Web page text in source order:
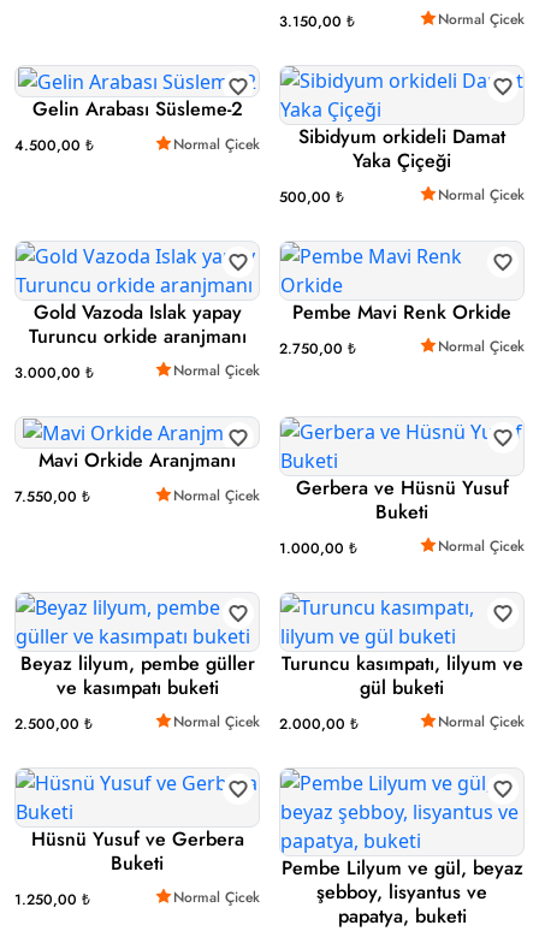
3.150,00 ₺ Normal Çicek
Gelin Arabası Süsleme-2
4.500,00 ₺ Normal Çicek
Sibidyum orkideli Damat
Yaka Çiçeği
500,00 ₺ Normal Çicek
Gold Vazoda Islak yapay
Turuncu orkide aranjmanı
3.000,00 ₺ Normal Çicek
Pembe Mavi Renk Orkide
2.750,00 ₺ Normal Çicek
Mavi Orkide Aranjmanı
7.550,00 ₺ Normal Çicek
Gerbera ve Hüsnü Yusuf
Buketi
1.000,00 ₺ Normal Çicek
Beyaz lilyum, pembe güller
ve kasımpatı buketi
2.500,00 ₺ Normal Çicek
Turuncu kasımpatı, lilyum ve
gül buketi
2.000,00 ₺ Normal Çicek
Hüsnü Yusuf ve Gerbera
Buketi
1.250,00 ₺ Normal Çicek
Pembe Lilyum ve gül, beyaz
şebboy, lisyantus ve
papatya, buketi